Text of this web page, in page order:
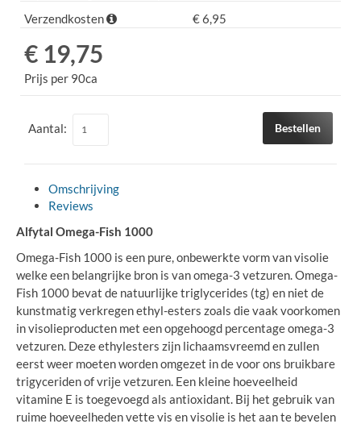
Verzendkosten
€ 6,95
€ 19,75
Prijs per 90ca
Aantal: Bestellen
Omschrijving
Reviews
Alfytal Omega-Fish 1000
Omega-Fish 1000 is een pure, onbewerkte vorm van visolie
welke een belangrijke bron is van omega-3 vetzuren. Omega-
Fish 1000 bevat de natuurlijke triglycerides (tg) en niet de
kunstmatig verkregen ethyl-esters zoals die vaak voorkomen
in visolieproducten met een opgehoogd percentage omega-3
vetzuren. Deze ethylesters zijn lichaamsvreemd en zullen
eerst weer moeten worden omgezet in de voor ons bruikbare
trigyceriden of vrije vetzuren. Een kleine hoeveelheid
vitamine E is toegevoegd als antioxidant. Bij het gebruik van
ruime hoeveelheden vette vis en visolie is het aan te bevelen